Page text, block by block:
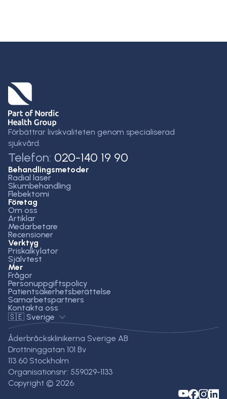
Förbättrar livskvaliteten genom specialiserad
sjukvård.
Telefon: 020-140 19 90
Behandlingsmetoder
Radial laser
Skumbehandling
Flebektomi
Företag
Om oss
Artiklar
Medarbetare
Recensioner
Verktyg
Priskalkylator
Självtest
Mer
Frågor
Personuppgiftspolicy
Patientsäkerhetsberättelse
Samarbetspartners
Kontakta oss
🇸🇪 Sverige
Åderbråcksklinikerna Sverige AB
Drottninggatan 101 Bv
113 60 Stockholm
Organisationsnr: 559029-1133
Copyright © 2026